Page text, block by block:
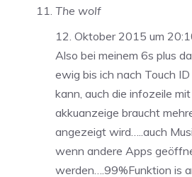
The wolf
12. Oktober 2015 um
Also bei meinem 6s plus
ewig bis ich nach Touch
kann, auch die infozeile
akkuanzeige braucht
angezeigt wird…..auch
wenn andere Apps
werden….99%Funktion is